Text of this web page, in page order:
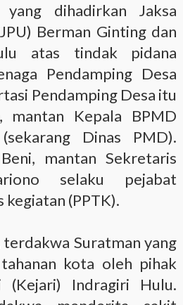
dihadirkan Jaksa
Berman Ginting dan
atas tindak pidana
Pendamping Desa
Pendamping Desa itu
mantan Kepala BPMD
Dinas PMD).
mantan Sekretaris
selaku pejabat
kegiatan (PPTK).
Suratman yang
kota oleh pihak
(Kejari) Indragiri Hulu.